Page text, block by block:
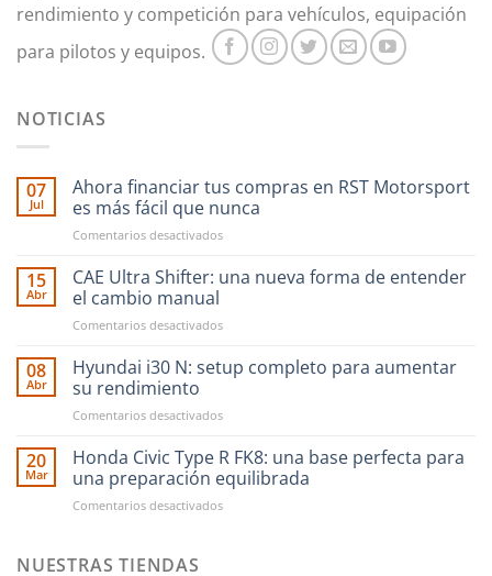
rendimiento y competición para vehículos, equipación
para pilotos y equipos.
NOTICIAS
07
Jul
Ahora financiar tus compras en RST Motorsport
es más fácil que nunca
Comentarios desactivadosen
financiar
tus
en
Motorsport
fácil
nunca
15
Abr
CAE Ultra Shifter: una nueva forma de entender
el cambio manual
Comentarios desactivadosen
Ultra
Shifter:
nueva
de
entender
cambio
08
Abr
Hyundai i30 N: setup completo para aumentar
su rendimiento
Comentarios desactivadosen
i30
N:
setup
completo
20
Mar
Honda Civic Type R FK8: una base perfecta para
una preparación equilibrada
Comentarios desactivadosen
NUESTRAS TIENDAS